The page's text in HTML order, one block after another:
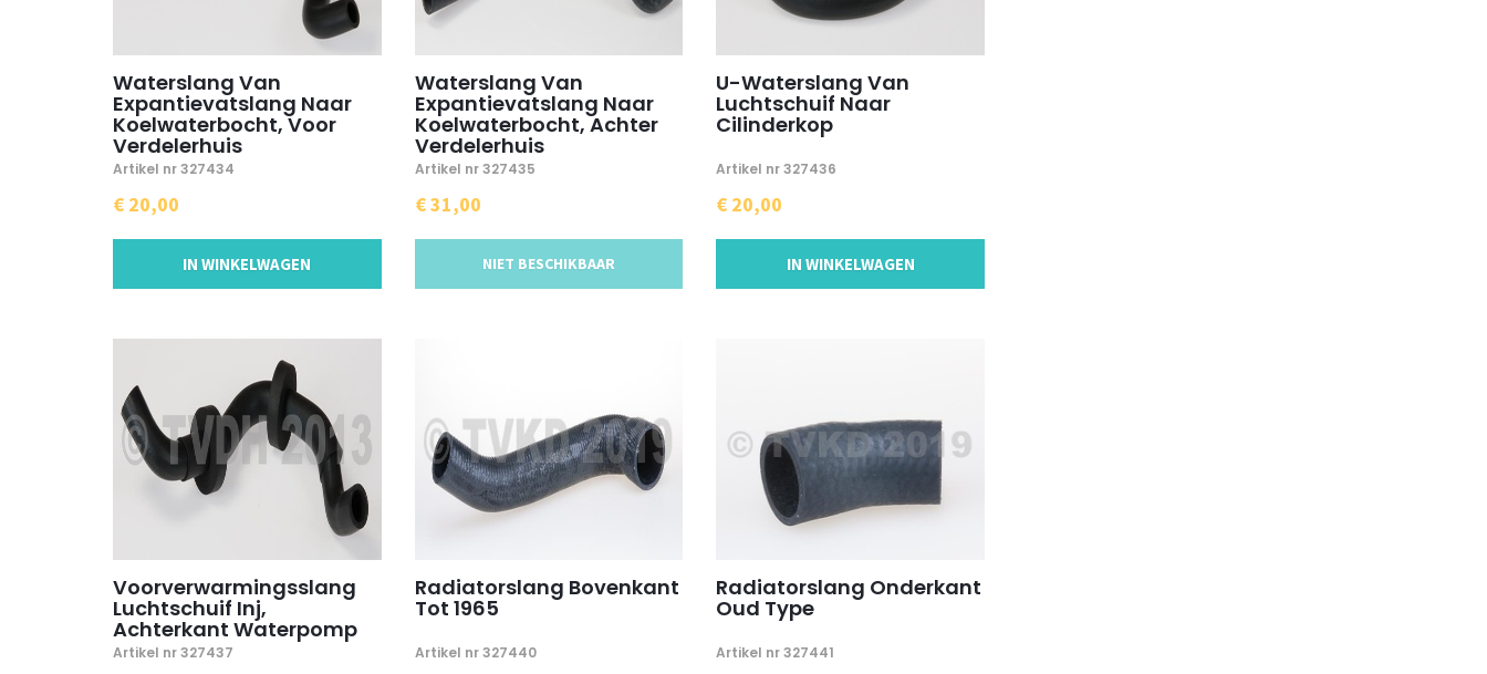
Waterslang Van
Expantievatslang Naar
Koelwaterbocht, Voor
Verdelerhuis
Artikel nr 327434
€ 20,00
IN WINKELWAGEN
Waterslang Van
Expantievatslang Naar
Koelwaterbocht, Achter
Verdelerhuis
Artikel nr 327435
€ 31,00
NIET BESCHIKBAAR
U-Waterslang Van
Luchtschuif Naar
Cilinderkop
Artikel nr 327436
€ 20,00
IN WINKELWAGEN
Voorverwarmingsslang
Luchtschuif Inj,
Achterkant Waterpomp
Artikel nr 327437
Radiatorslang Bovenkant
Tot 1965
Artikel nr 327440
Radiatorslang Onderkant
Oud Type
Artikel nr 327441